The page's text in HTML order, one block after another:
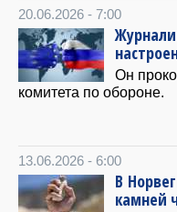
20.06.2026 - 7:00
Он
комитета по обороне.
13.06.2026 - 6:00
В
камней